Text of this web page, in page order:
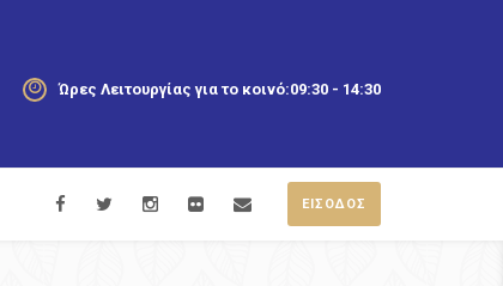
Ώρες Λειτουργίας για το κοινό:09:30 - 14:30
ΕΙΣΟΔΟΣ